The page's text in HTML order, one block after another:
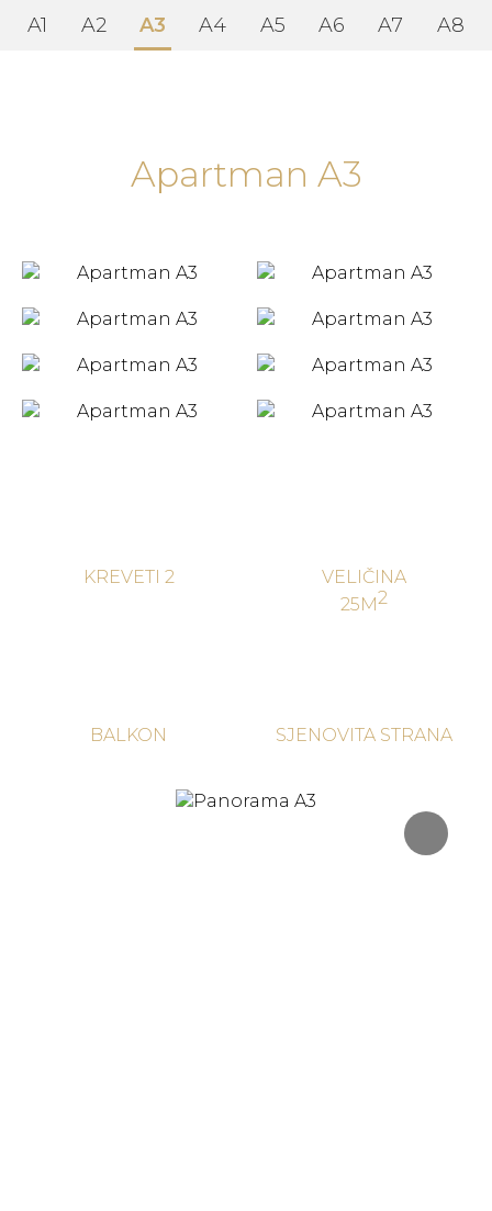
A1 A2 A3 A4 A5 A6 A7 A8
Apartman A3
KREVETI 2
VELIČINA
25M
BALKON SJENOVITA STRANA